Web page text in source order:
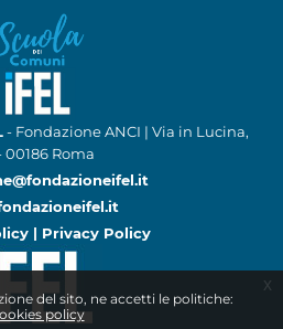
del sito, ne accetti le politiche:
policy
x
- Fondazione ANCI | Via in Lucina,
00186 Roma
| Privacy Policy